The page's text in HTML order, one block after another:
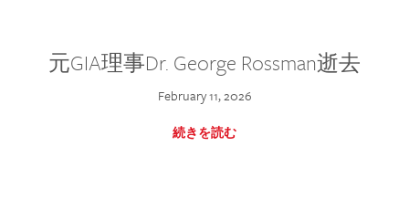
元GIA理事Dr. George Rossman逝去
February 11, 2026
続きを読む